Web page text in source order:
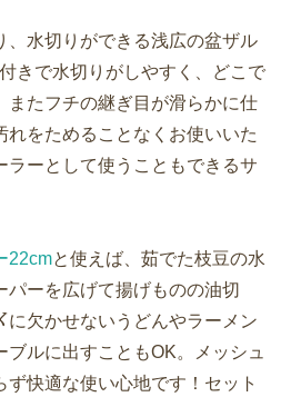
、水切りができる浅広の盆ザル
きで水切りがしやすく、どこで
またフチの継ぎ目が滑らかに仕
れをためることなくお使いいた
ラーとして使うこともできるサ
22cmと使えば、茹でた枝豆の水
パーを広げて揚げものの油切
に欠かせないうどんやラーメン
ブルに出すこともOK。メッシュ
快適な使い心地です！セット